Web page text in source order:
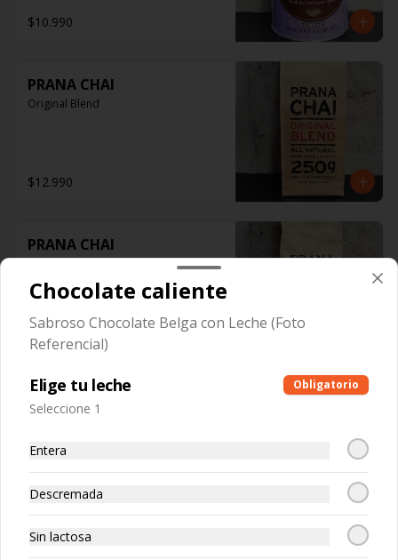
$10.990
PRANA CHAI
Original Blend
$12.990
PRANA CHAI
Vegan Blend
$12.990
Pita Chips
$1.400
Chocolate caliente
Sabroso Chocolate Belga con Leche (Foto
Referencial)
Elige tu leche Obligatorio
Seleccione 1
Entera
Descremada
Sin lactosa